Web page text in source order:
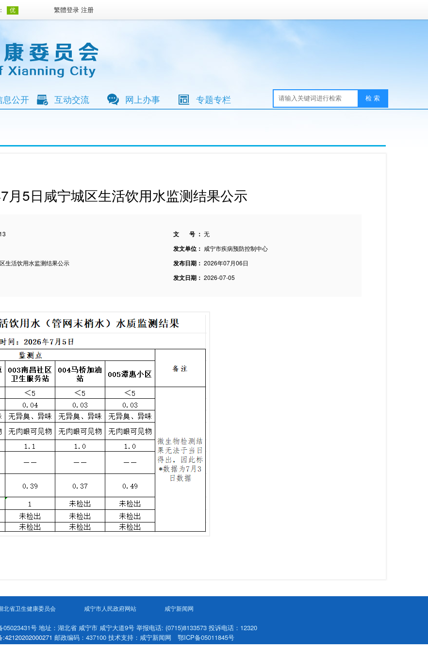
繁體登录 注册
息公开 互动交流 网上办事 专题专栏
月5日咸宁城区生活饮用水监测结果公示
文 号 ： 无
发文单位： 咸宁市疾病预防控制中心
生活饮用水监测结果公示 发布日期： 2026年07月06日
发文日期： 2026-07-05
北省卫生健康委员会 咸宁市人民政府网站 咸宁新闻网
号 地址：湖北省 咸宁市 咸宁大道9号 举报电话: (0715)8133573 投诉电话：12320
邮政编码：437100 技术支持：咸宁新闻网 鄂ICP备05011845号